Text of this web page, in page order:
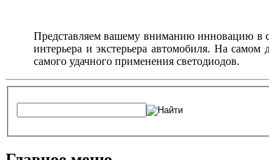
Представляем вашему вниманию инновацию в
интерьера и экстерьера автомобиля. На
самого удачного применения светодиодов.